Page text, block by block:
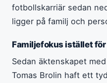
fotbollskarriär sedan
ligger på familj och
Familjefokus istället
Sedan äktenskapet
Tomas Brolin haft ett